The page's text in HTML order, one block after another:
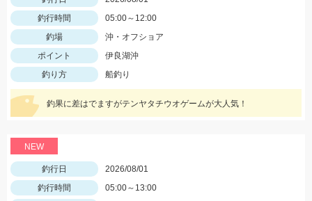
釣行時間
05:00～12:00
釣場
沖・オフショア
ポイント
伊良湖沖
釣り方
船釣り
釣果に差はでますがテンヤタチウオゲームが大人気！
NEW
釣行日
2026/08/01
釣行時間
05:00～13:00